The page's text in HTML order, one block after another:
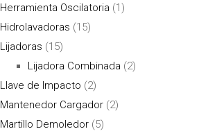
Herramienta Oscilatoria (1)
Hidrolavadoras (15)
Lijadoras (15)
Lijadora Combinada (2)
Llave de Impacto (2)
Mantenedor Cargador (2)
Martillo Demoledor (5)